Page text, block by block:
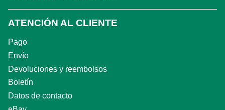
ATENCIÓN AL CLIENTE
Pago
Envío
Devoluciones y reembolsos
Boletín
Datos de contacto